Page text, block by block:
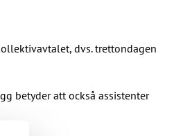
dvs. trettondagen
betyder att också assistenter